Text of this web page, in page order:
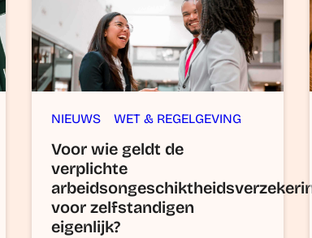
NIEUWS WET & REGELGEVING
Voor wie geldt de
verplichte
voor zelfstandigen
eigenlijk?